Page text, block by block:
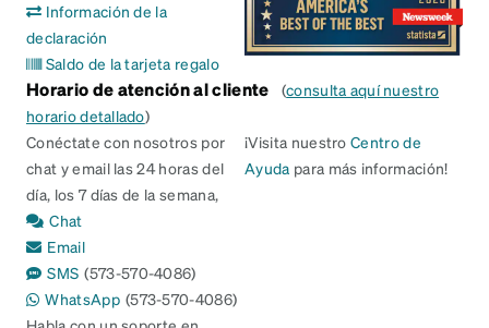
Información de la
declaración
Saldo de la tarjeta regalo
Horario de atención al cliente (consulta aquí nuestro
horario detallado)
Conéctate con nosotros por
chat y email las 24 horas del
día, los 7 días de la semana,
Chat
Email
SMS (573-570-4086)
WhatsApp (573-570-4086)
¡Visita nuestroCentro de
Ayuda para más información!